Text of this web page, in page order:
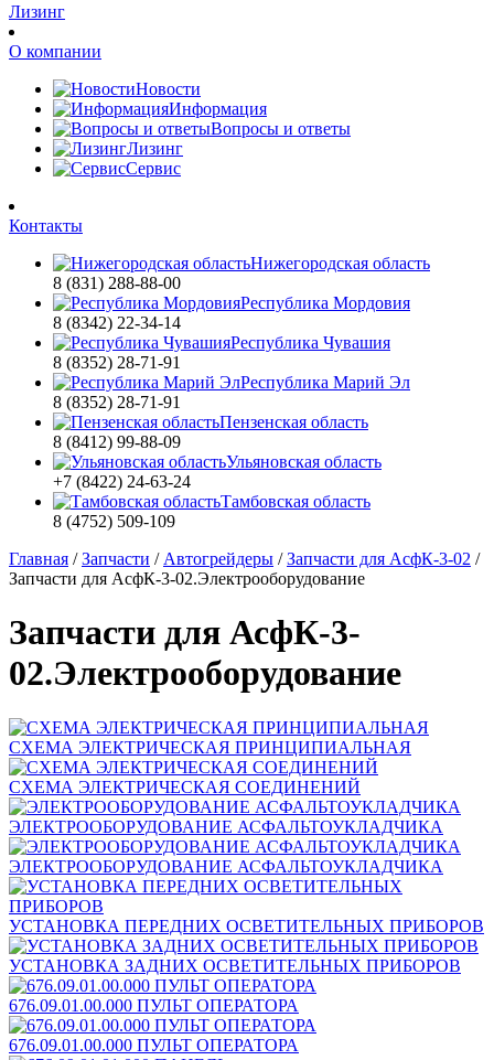
Лизинг
О компании
Новости
Информация
Вопросы и ответы
Лизинг
Сервис
Контакты
Нижегородская область
8 (831) 288-88-00
Республика Мордовия
8 (8342) 22-34-14
Республика Чувашия
8 (8352) 28-71-91
Республика Марий Эл
8 (8352) 28-71-91
Пензенская область
8 (8412) 99-88-09
Ульяновская область
+7 (8422) 24-63-24
Тамбовская область
8 (4752) 509-109
Главная /Запчасти / Автогрейдеры /Запчасти для АсфК-3-02 /
Запчасти для АсфК-3-02.Электрооборудование
Запчасти для АсфК-3-
02.Электрооборудование
СХЕМА ЭЛЕКТРИЧЕСКАЯ ПРИНЦИПИАЛЬНАЯ
СХЕМА ЭЛЕКТРИЧЕСКАЯ СОЕДИНЕНИЙ
ЭЛЕКТРООБОРУДОВАНИЕ АСФАЛЬТОУКЛАДЧИКА
ЭЛЕКТРООБОРУДОВАНИЕ АСФАЛЬТОУКЛАДЧИКА
УСТАНОВКА ПЕРЕДНИХ ОСВЕТИТЕЛЬНЫХ ПРИБОРОВ
УСТАНОВКА ЗАДНИХ ОСВЕТИТЕЛЬНЫХ ПРИБОРОВ
676.09.01.00.000 ПУЛЬТ ОПЕРАТОРА
676.09.01.00.000 ПУЛЬТ ОПЕРАТОРА